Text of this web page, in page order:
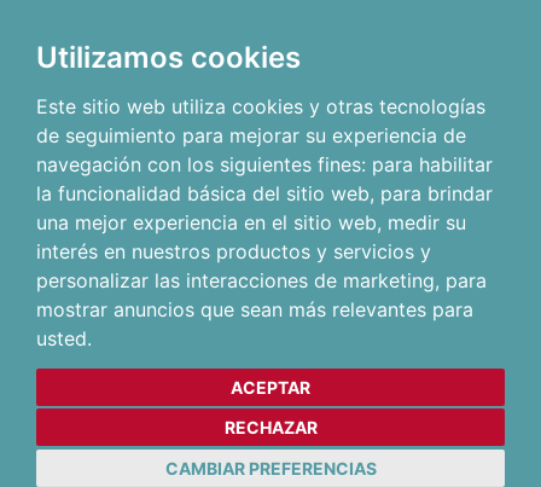
Utilizamos cookies
Este sitio web utiliza cookies y otras tecnologías
de seguimiento para mejorar su experiencia de
navegación con los siguientes fines: para habilitar
la funcionalidad básica del sitio web, para brindar
una mejor experiencia en el sitio web, medir su
interés en nuestros productos y servicios y
personalizar las interacciones de marketing, para
mostrar anuncios que sean más relevantes para
usted.
ACEPTAR
RECHAZAR
CAMBIAR PREFERENCIAS